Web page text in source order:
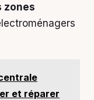
zones
et réparer